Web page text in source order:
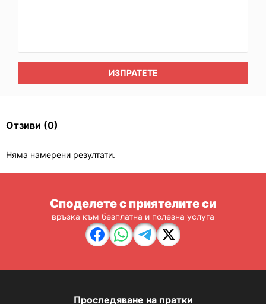
ИЗПРАТЕТЕ
Отзиви (0)
Няма намерени резултати.
Споделете с приятелите си
връзка към безплатна и полезна услуга
Проследяване на пратки